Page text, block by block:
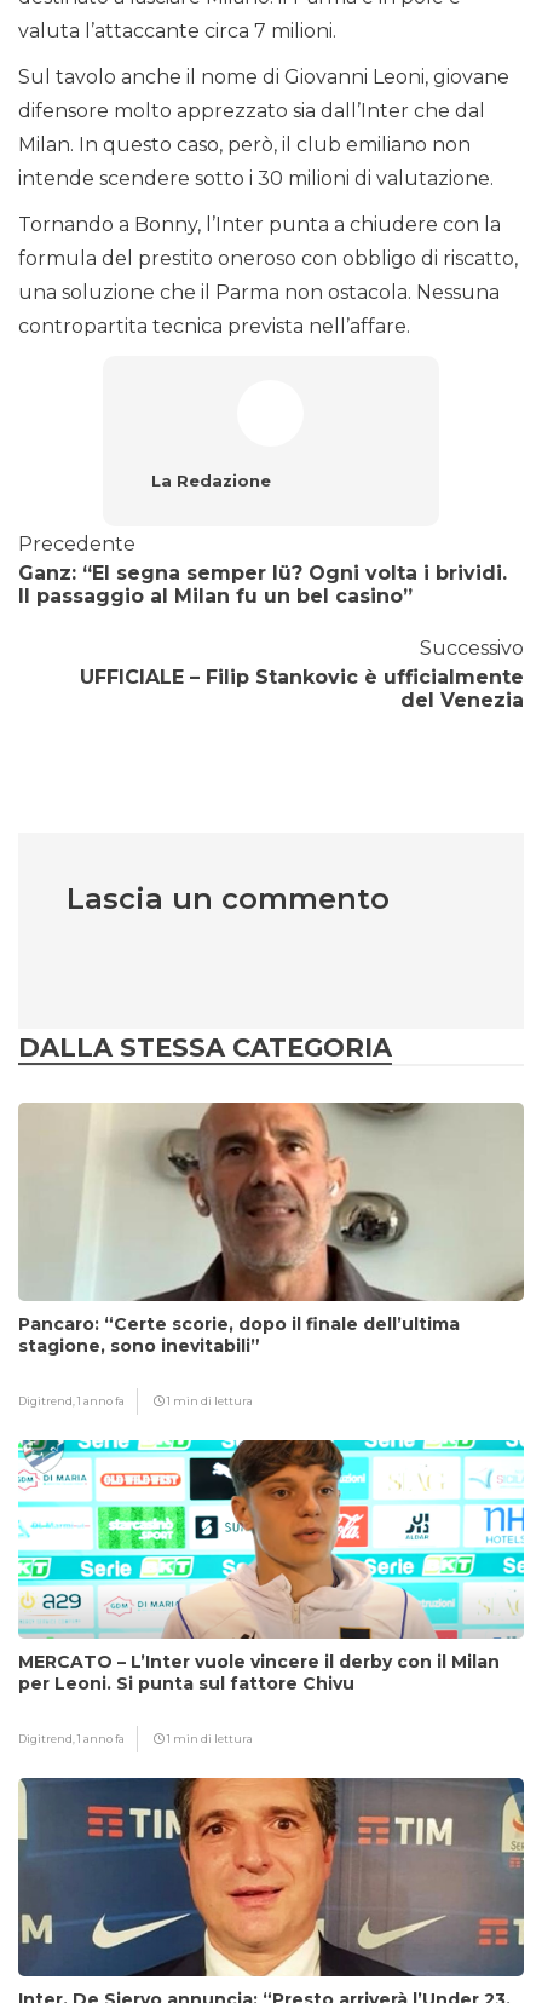
valuta l’attaccante circa 7 milioni.
Sul tavolo anche il nome di Giovanni Leoni, giovane
difensore molto apprezzato sia dall’Inter che dal
Milan. In questo caso, però, il club emiliano non
intende scendere sotto i 30 milioni di valutazione.
Tornando a Bonny, l’Inter punta a chiudere con la
formula del prestito oneroso con obbligo di riscatto,
una soluzione che il Parma non ostacola. Nessuna
contropartita tecnica prevista nell’affare.
La Redazione
Precedente
Ganz: “El segna semper lü? Ogni volta i brividi.
Il passaggio al Milan fu un bel casino”
Successivo
UFFICIALE – Filip Stankovic è ufficialmente
del Venezia
Lascia un commento
DALLA STESSA CATEGORIA
Pancaro: “Certe scorie, dopo il finale dell’ultima
stagione, sono inevitabili”
Digitrend,1 anno fa 1 min di lettura
MERCATO – L’Inter vuole vincere il derby con il Milan
per Leoni. Si punta sul fattore Chivu
Digitrend,1 anno fa 1 min di lettura